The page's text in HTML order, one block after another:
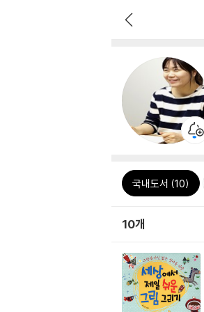
국내도서 (10)
10개